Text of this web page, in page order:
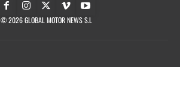
© 2026 GLOBAL MOTOR NEWS S.L